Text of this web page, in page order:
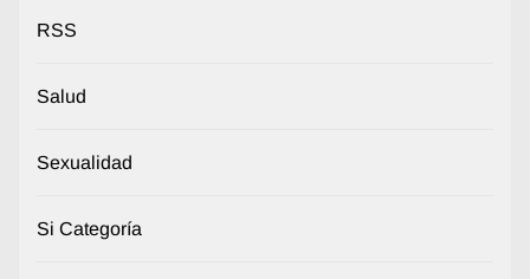
RSS
Salud
Sexualidad
Si Categoría